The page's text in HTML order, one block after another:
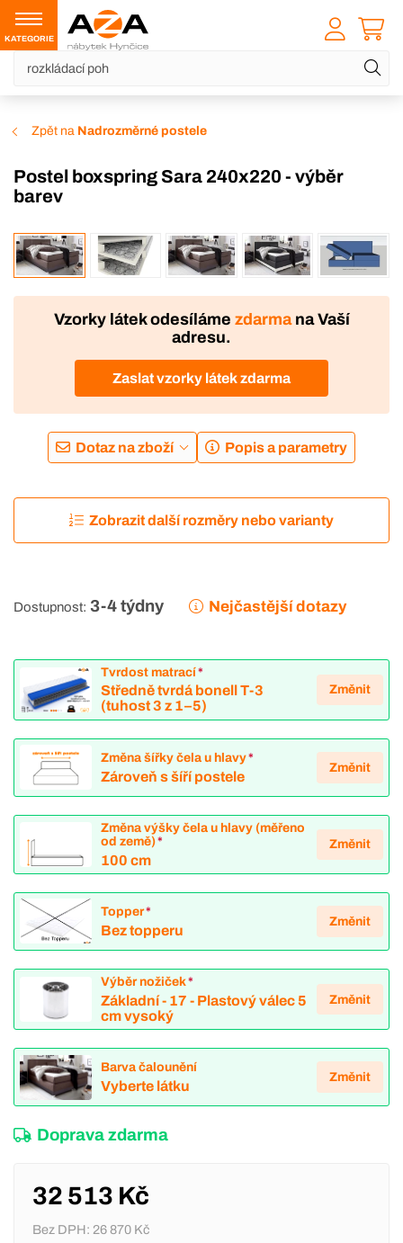
KATEGORIE
Zpět na Nadrozměrné postele
Postel boxspring Sara 240x220 - výběr
barev
VÝROBA
DOPRAVA ZDARMA
Vzorky látek odesíláme zdarmana Vaší
adresu.
Zaslat vzorky látek zdarma
Dotaz na zboží Popis a parametry
Zobrazit další rozměry nebo varianty
Dostupnost: 3-4 týdny Nejčastější dotazy
Tvrdost matrací*
Středně tvrdá bonell T-3
(tuhost 3 z 1–5)
Změnit
Změna šířky čela u hlavy*
Zároveň s šíří postele
Změnit
Změna výšky čela u hlavy (měřeno
od země)*
100 cm
Změnit
Topper*
Bez topperu
Změnit
Výběr nožiček*
Základní - 17 - Plastový válec 5
cm vysoký
Změnit
Barva čalounění
Vyberte látku
Změnit
Doprava zdarma
32 513 Kč
Bez DPH: 26 870 Kč